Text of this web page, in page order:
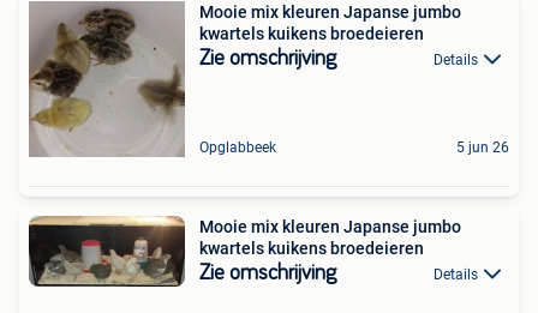
Mooie mix kleuren Japanse jumbo
kwartels kuikens broedeieren
Zie omschrijving Details
Opglabbeek 5 jun 26
Mooie mix kleuren Japanse jumbo
kwartels kuikens broedeieren
Zie omschrijving Details